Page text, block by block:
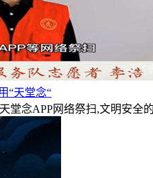
“天堂念“
堂念APP网络祭扫,文明安